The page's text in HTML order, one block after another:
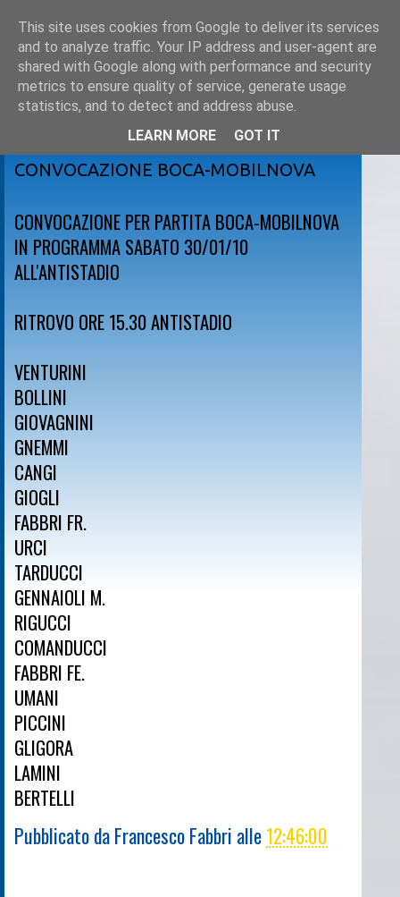
venerdì 29 gennaio 2010
CONVOCAZIONE BOCA-MOBILNOVA
CONVOCAZIONE PER PARTITA BOCA-MOBILNOVA
IN PROGRAMMA SABATO 30/01/10
ALL'ANTISTADIO
RITROVO ORE 15.30 ANTISTADIO
VENTURINI
BOLLINI
GIOVAGNINI
GNEMMI
CANGI
GIOGLI
FABBRI FR.
URCI
TARDUCCI
GENNAIOLI M.
RIGUCCI
COMANDUCCI
FABBRI FE.
UMANI
PICCINI
GLIGORA
LAMINI
BERTELLI
Pubblicato daFrancesco Fabbri alle12:46:00
This site uses cookies from Google to deliver its services
and to analyze traffic. Your IP address and user-agent are
shared with Google along with performance and security
metrics to ensure quality of service, generate usage
statistics, and to detect and address abuse.
LEARN MORE
GOT IT